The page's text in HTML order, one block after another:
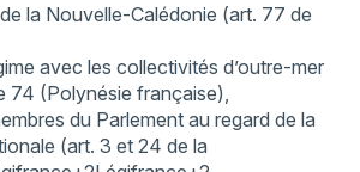
la Nouvelle-Calédonie (art. 77 de
avec les collectivités d’outre-mer
74 (Polynésie française),
du Parlement au regard de la
(art. 3 et 24 de la